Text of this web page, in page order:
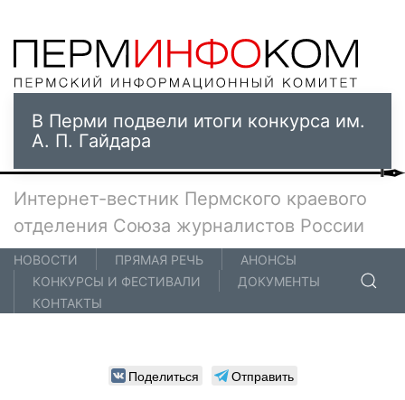
В Перми подвели итоги конкурса им.
А. П. Гайдара
Интернет-вестник Пермского краевого
отделения Союза журналистов России
НОВОСТИ ПРЯМАЯ РЕЧЬ
АНОНСЫ
КОНКУРСЫ И ФЕСТИВАЛИ
ДОКУМЕНТЫ
КОНТАКТЫ
Поделиться Отправить